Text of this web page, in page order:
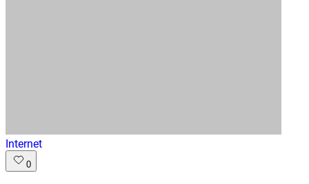
Internet
0